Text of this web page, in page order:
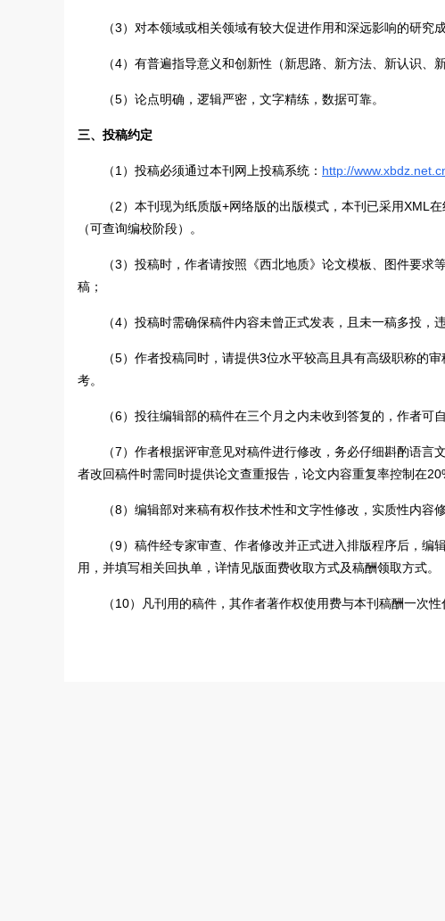
（3）对本领域或相关领域有较大促进作用和深远影响的研究成
（4）有普遍指导意义和创新性（新思路、新方法、新认识、
（5）论点明确，逻辑严密，文字精练，数据可靠。
三、投稿约定
（1）投稿必须通过本刊网上投稿系统： http://
（2）本刊现为纸质版+网络版的出版模式，本刊已采用XML
（可查询编校阶段）。
（3）投稿时，作者请按照《西北地质》论文模板、图件要
稿；
（4）投稿时需确保稿件内容未曾正式发表，且未一稿多投，
（5）作者投稿同时，请提供3位水平较高且具有高级职称的
考。
（6）投往编辑部的稿件在三个月之内未收到答复的，作者可
（7）作者根据评审意见对稿件进行修改，务必仔细斟酌语
者改回稿件时需同时提供论文查重报告，论文内容重复率控制在
（8）编辑部对来稿有权作技术性和文字性修改，实质性内容
（9）稿件经专家审查、作者修改并正式进入排版程序后，
用，并填写相关回执单，详情见版面费收取方式及稿酬领取方式。
（10）凡刊用的稿件，其作者著作权使用费与本刊稿酬一次